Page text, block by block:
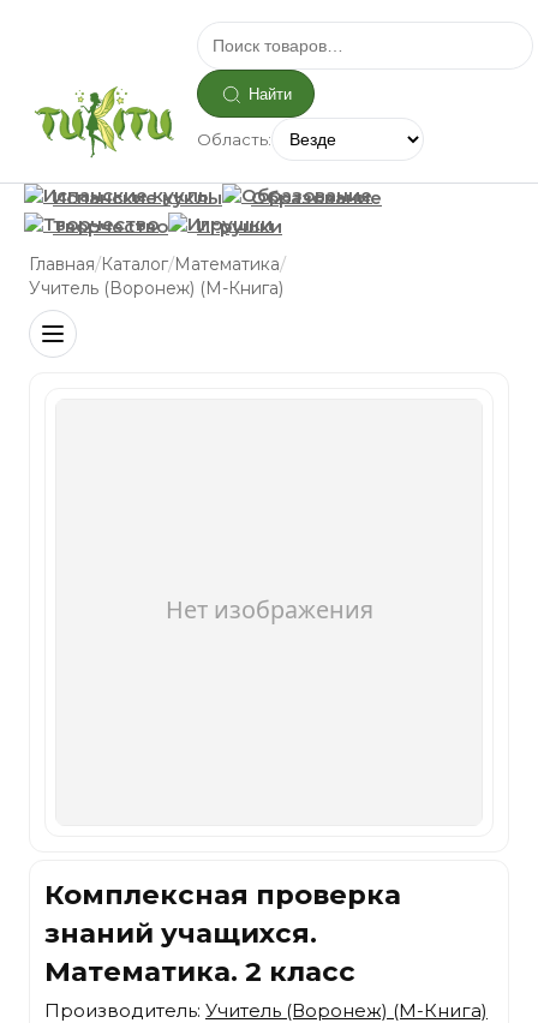
Найти
Область:
Испанские куклы
Образование
Творчество
Игрушки
Главная/Каталог/Математика/
Учитель (Воронеж) (М-Книга)
Комплексная проверка
знаний учащихся.
Математика. 2 класс
Производитель: Учитель (Воронеж) (М-Книга)